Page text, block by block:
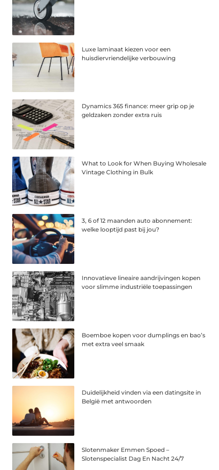
Luxe laminaat kiezen voor een
huisdiervriendelijke verbouwing
Dynamics 365 finance: meer grip op je
geldzaken zonder extra ruis
What to Look for When Buying Wholesale
Vintage Clothing in Bulk
3, 6 of 12 maanden auto abonnement:
welke looptijd past bij jou?
Innovatieve lineaire aandrijvingen kopen
voor slimme industriële toepassingen
Boemboe kopen voor dumplings en bao’s
met extra veel smaak
Duidelijkheid vinden via een datingsite in
België met antwoorden
Slotenmaker Emmen Spoed –
Slotenspecialist Dag En Nacht 24/7